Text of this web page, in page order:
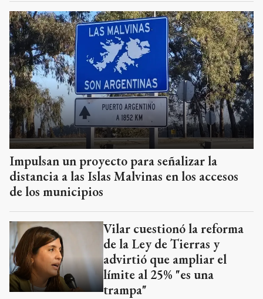
Impulsan un proyecto para señalizar la
distancia a las Islas Malvinas en los accesos
de los municipios
Vilar cuestionó la reforma
de la Ley de Tierras y
advirtió que ampliar el
límite al 25% "es una
trampa"